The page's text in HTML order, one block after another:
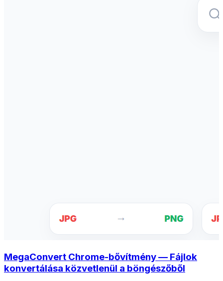
MegaConvert Chrome-bővítmény — Fájlok
konvertálása közvetlenül a böngészőből